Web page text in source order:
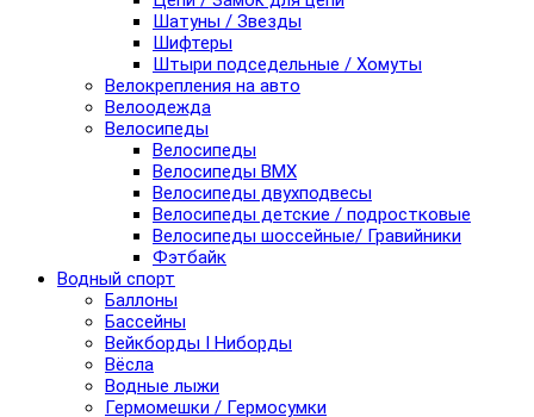
Шатуны / Звезды
Шифтеры
Штыри подседельные / Хомуты
Велокрепления на авто
Велоодежда
Велосипеды
Велосипеды
Велосипеды BMX
Велосипеды двухподвесы
Велосипеды детские / подростковые
Велосипеды шоссейные/ Гравийники
Фэтбайк
Водный спорт
Баллоны
Бассейны
Вейкборды I Ниборды
Вёсла
Водные лыжи
Гермомешки / Гермосумки